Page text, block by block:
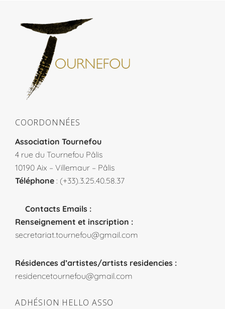
COORDONNÉES
Association Tournefou
4 rue du Tournefou Pâlis
10190 Aix – Villemaur – Pâlis
Téléphone : (+33).3.25.40.58.37
Contacts Emails :
Renseignement et inscription :
secretariat.tournefou@gmail.com
Résidences d’artistes/artists residencies :
residencetournefou@gmail.com
ADHÉSION HELLO ASSO